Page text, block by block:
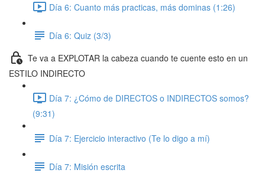
Día 6: Cuanto más practicas, más dominas (1:26)
Día 6: Quiz (3/3)
Te va a EXPLOTAR la cabeza cuando te cuente esto en un
ESTILO INDIRECTO
Día 7: ¿Cómo de DIRECTOS o INDIRECTOS somos?
(9:31)
Día 7: Ejercicio interactivo (Te lo digo a mí)
Día 7: Misión escrita